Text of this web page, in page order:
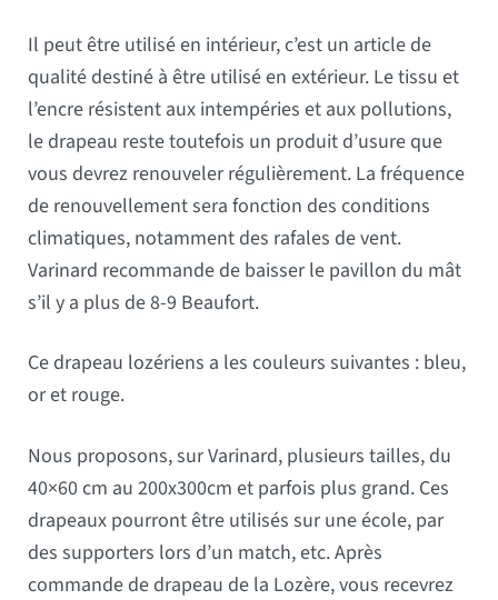
Il peut être utilisé en intérieur, c’est un article de
qualité destiné à être utilisé en extérieur. Le tissu et
l’encre résistent aux intempéries et aux pollutions,
le drapeau reste toutefois un produit d’usure que
vous devrez renouveler régulièrement. La fréquence
de renouvellement sera fonction des conditions
climatiques, notamment des rafales de vent.
Varinard recommande de baisser le pavillon du mât
s’il y a plus de 8-9 Beaufort.
Ce drapeau lozériens a les couleurs suivantes : bleu,
or et rouge.
Nous proposons, sur Varinard, plusieurs tailles, du
40×60 cm au 200x300cm et parfois plus grand. Ces
drapeaux pourront être utilisés sur une école, par
des supporters lors d’un match, etc. Après
commande de drapeau de la Lozère, vous recevrez